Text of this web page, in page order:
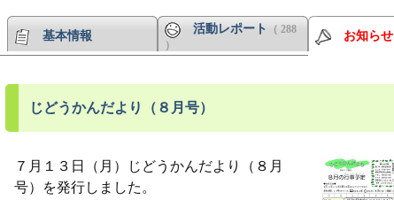
基本情報 活動レポート
（ 288
）
お知らせ
じどうかんだより（８月号）
７月１３日（月）じどうかんだより（８月
号）を発行しました。